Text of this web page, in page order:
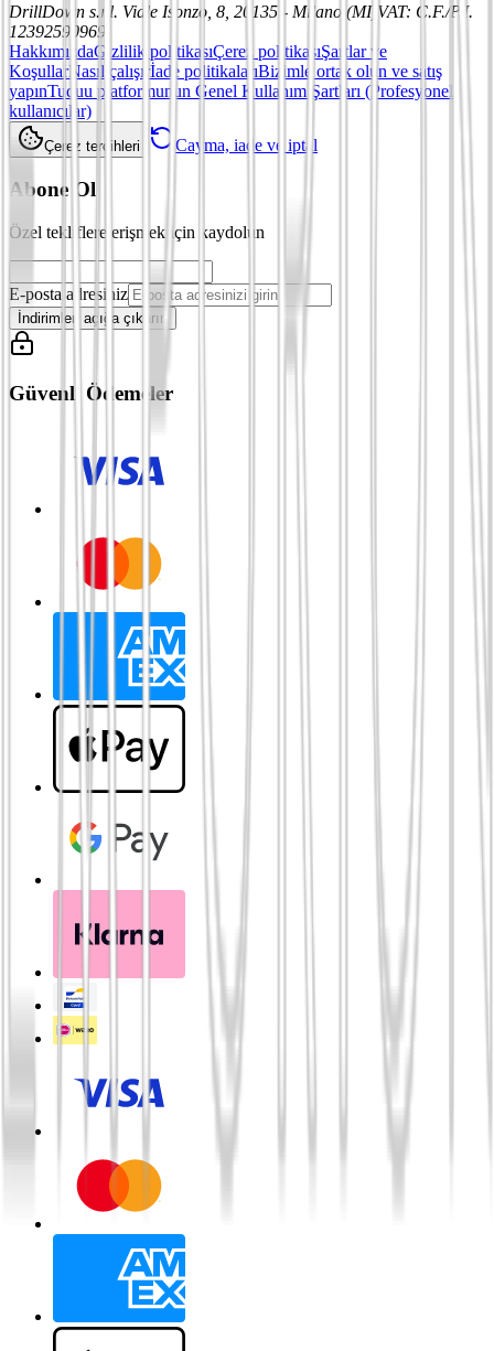
DrillDown s.r.l. Viale Isonzo, 8, 20135 - Milano (MI) VAT: C.F./P.I.
12392590969
HakkımızdaGizlilik politikasıÇerez politikasıŞartlar ve
KoşullarNasıl çalışırİade politikalarıBizimle ortak olun ve satış
yapınTuduu platformunun Genel Kullanım Şartları (Profesyonel
kullanıcılar)
Çerez tercihleri Cayma, iade ve iptal
Abone Ol
Özel tekliflere erişmek için kaydolun
E-posta adresiniz
İndirimleri açığa çıkarın
Güvenli Ödemeler